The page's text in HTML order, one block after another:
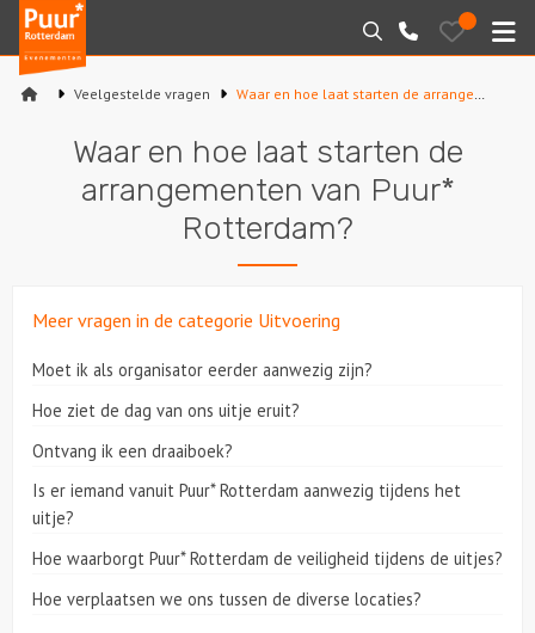
Puur*
Rotterdam
bedrijfsuitjes
Zoeken
010-
7271205
Bewaarde
uitjes
Varen
Rondleidingen
Over ons
Veelgestelde vragen Waar en hoe laat starten de arrangementen van Puur* Rotterdam?
Waar en hoe laat starten de
arrangementen van Puur*
Rotterdam?
Meer vragen in de categorie Uitvoering
Moet ik als organisator eerder aanwezig zijn?
Hoe ziet de dag van ons uitje eruit?
Ontvang ik een draaiboek?
Is er iemand vanuit Puur* Rotterdam aanwezig tijdens het
uitje?
Hoe waarborgt Puur* Rotterdam de veiligheid tijdens de uitjes?
Hoe verplaatsen we ons tussen de diverse locaties?